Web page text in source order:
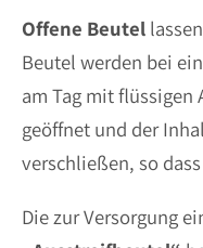
Offene Beutel
Beutel werden bei
am Tag mit flüssigen
geöffnet und der
verschließen, so
Die zur Versorgung